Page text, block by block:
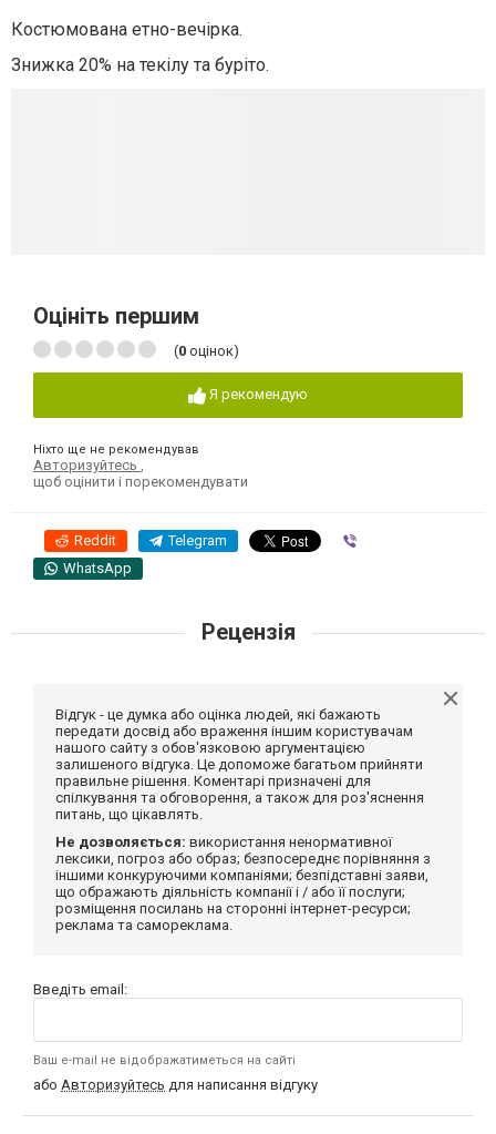
Костюмована етно-вечірка.
Знижка 20% на текілу та буріто.
Оцініть першим
(0 оцінок)
Я рекомендую
Ніхто ще не рекомендував
Авторизуйтесь
щоб оцінити і порекомендувати
Reddit Telegram
WhatsApp
Рецензія
Відгук - це думка або оцінка людей, які бажають
передати досвід або враження іншим користувачам
нашого сайту з обов'язковою аргументацією
залишеного відгука. Це допоможе багатьом прийняти
правильне рішення. Коментарі призначені для
спілкування та обговорення, а також для роз'яснення
питань, що цікавлять.
Не дозволяється: використання ненормативної
лексики, погроз або образ; безпосереднє порівняння з
іншими конкуруючими компаніями; безпідставні заяви,
що ображають діяльність компанії і / або її послуги;
розміщення посилань на сторонні інтернет-ресурси;
реклама та самореклама.
Введіть email:
Ваш e-mail не відображатиметься на сайті
або Авторизуйтесь для написання відгуку